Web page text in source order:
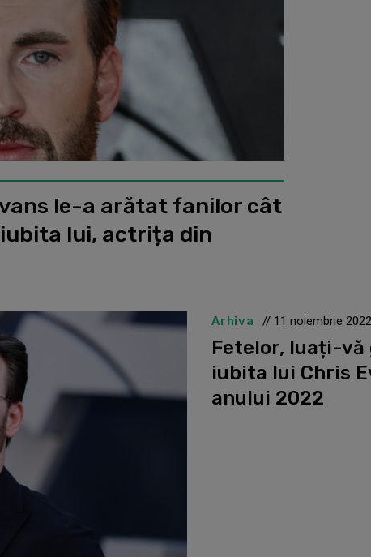
le-a arătat fanilor cât
lui, actrița din
Arhiva // 11 noiembrie 2022
Fetelor, luați-vă
iubita lui Chris
anului 2022